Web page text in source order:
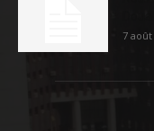
7 août